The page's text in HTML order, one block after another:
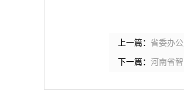
上一篇： 省委办
下一篇： 河南省